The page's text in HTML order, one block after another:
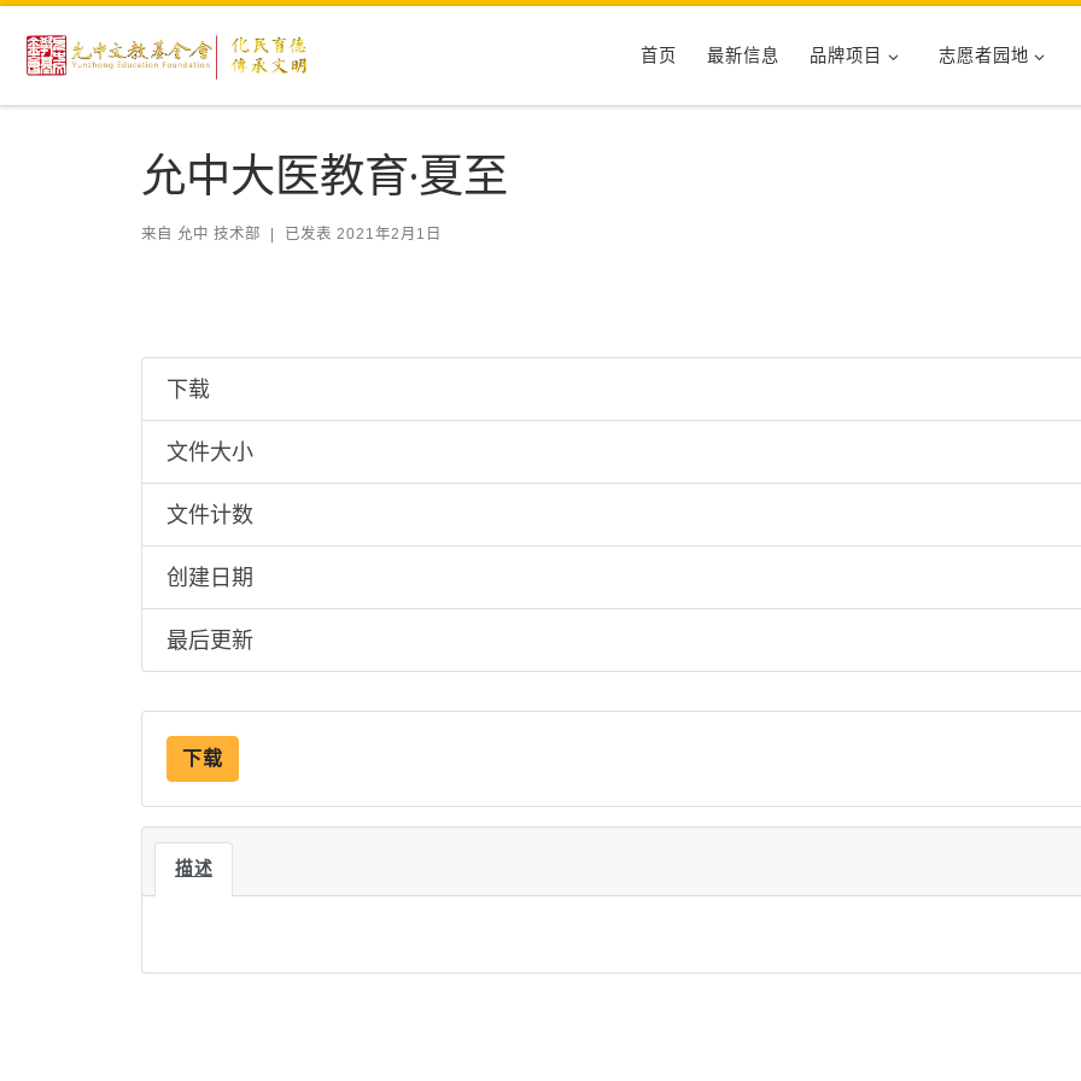
Skip to content
首页 最新信息 品牌项目 志愿者园地
允中大医教育·夏至
来自 允中 技术部 已发表 2021年2月1日
下载
文件大小
文件计数
创建日期
最后更新
下载
描述